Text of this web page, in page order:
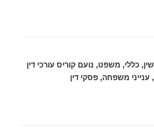
,כללי, משפט, נועם קוריס עורכי דין
,ענייני משפחה,פסקי דין